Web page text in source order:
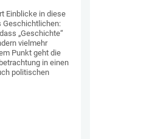
Einblicke in diese
Geschichtlichen:
„Geschichte“
vielmehr
Punkt geht die
in einen
politischen